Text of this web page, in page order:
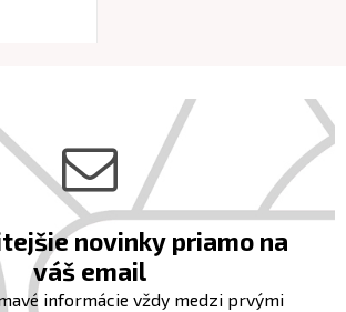
novinky priamo na
váš email
informácie vždy medzi prvými